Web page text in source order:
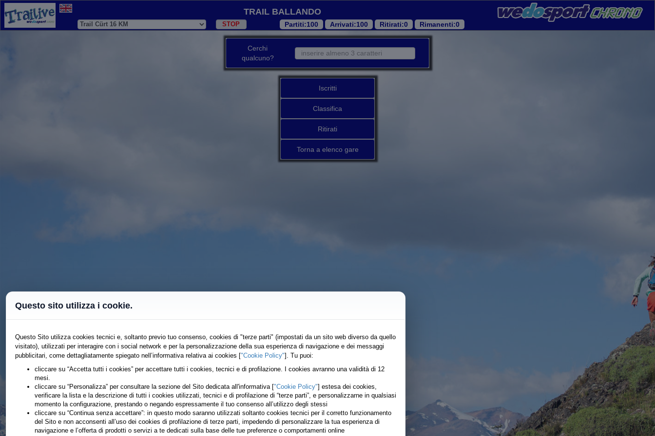
Trail Ballando
Partiti:100 Arrivati:100 Ritirati:0 Rimanenti:0
Cerchi
qualcuno?
Iscritti
Classifica
Ritirati
Torna a elenco gare
Questo sito utilizza i cookie.
Questo Sito utilizza cookies tecnici e, soltanto previo tuo consenso, cookies di "terze parti" (impostati da un sito web diverso da quello
visitato), utilizzati per interagire con i social network e per la personalizzazione della sua esperienza di navigazione e dei messaggi
pubblicitari, come dettagliatamente spiegato nell’informativa relativa ai cookies ["Cookie Policy"]. Tu puoi:
cliccare su “Accetta tutti i cookies” per accettare tutti i cookies, tecnici e di profilazione. I cookies avranno una validità di 12
mesi.
cliccare su “Personalizza” per consultare la sezione del Sito dedicata all'informativa ["Cookie Policy"] estesa dei cookies,
verificare la lista e la descrizione di tutti i cookies utilizzati, tecnici e di profilazione di “terze parti”, e personalizzarne in qualsiasi
momento la configurazione, prestando o negando espressamente il tuo consenso all’utilizzo degli stessi
cliccare su “Continua senza accettare”: in questo modo saranno utilizzati soltanto cookies tecnici per il corretto funzionamento
del Sito e non acconsenti all’uso dei cookies di profilazione di terze parti, impedendo di personalizzare la tua esperienza di
navigazione e l’offerta di prodotti o servizi a te dedicati sulla base delle tue preferenze o comportamenti online